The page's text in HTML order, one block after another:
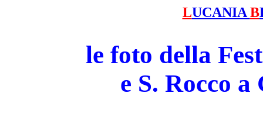
LUCANIA B
le foto della
e S. Rocco